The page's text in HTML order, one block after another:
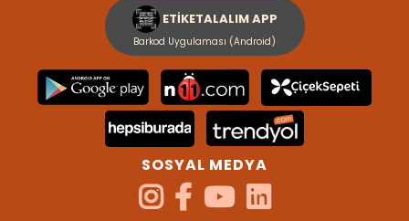
ETİKETALALIM APP
Barkod Uygulaması (Android)
SOSYAL MEDYA